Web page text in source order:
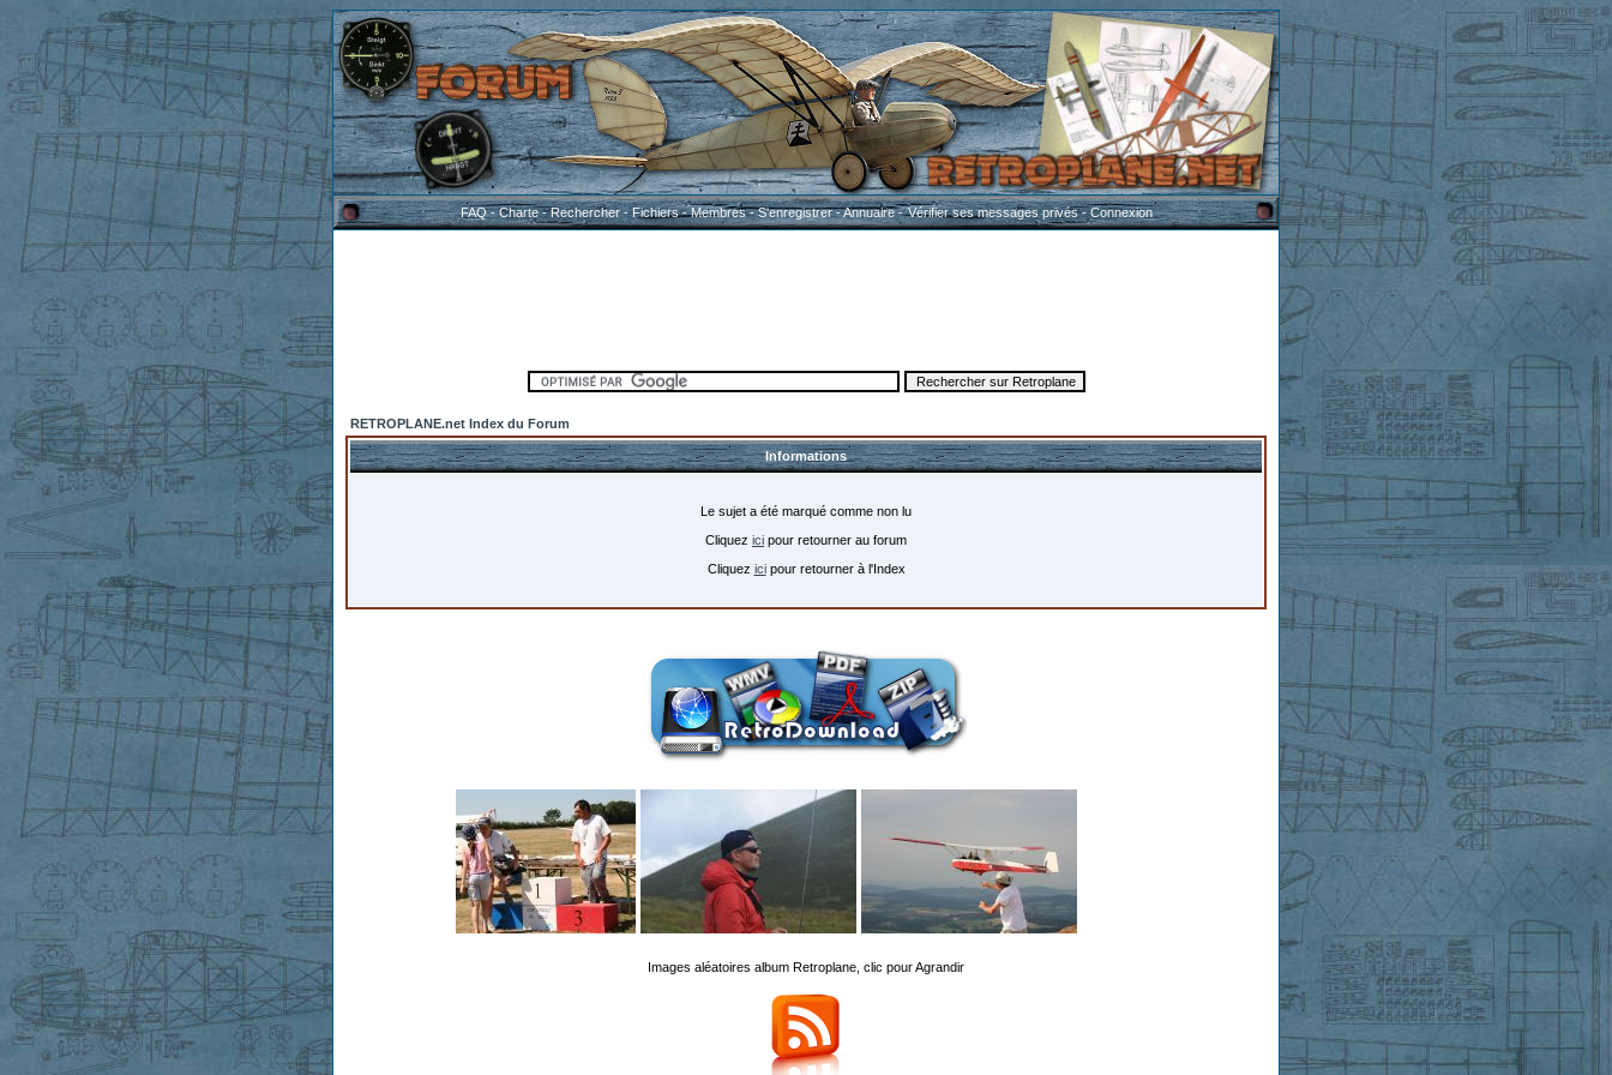
FAQ-Charte-Rechercher-Fichiers-Membres-S'enregistrer-Annuaire-Vérifier ses messages privés-Connexion
RETROPLANE.net Index du Forum
Informations
Le sujet a été marqué comme non lu
Cliquez ici pour retourner au forum
Cliquez icipour retourner à l'Index
Images aléatoires album Retroplane, clic pour Agrandir